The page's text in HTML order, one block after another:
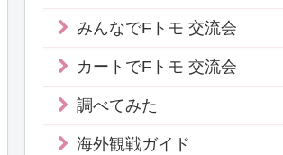
みんなでFトモ 交流会
カートでFトモ 交流会
調べてみた
海外観戦ガイド